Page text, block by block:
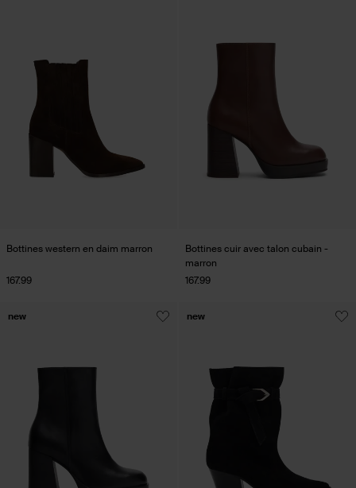
Bottines western en daim marron
167.99
Bottines cuir avec talon cubain -
marron
167.99
new new